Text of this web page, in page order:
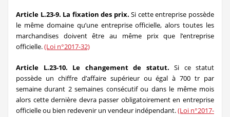
Article L.23-9. La fixation des prix. Si cette entreprise possède
le même domaine qu’une entreprise officielle, alors toutes les
marchandises doivent être au même prix que l’entreprise
officielle.(Loi n°2017-32)
Article L.23-10. Le changement de statut. Si ce statut
possède un chiffre d’affaire supérieur ou égal à 700 tr par
semaine durant 2 semaines consécutif ou dans le même mois
alors cette dernière devra passer obligatoirement en entreprise
officielle ou bien redevenir un vendeur indépendant.(Loi n°2017-